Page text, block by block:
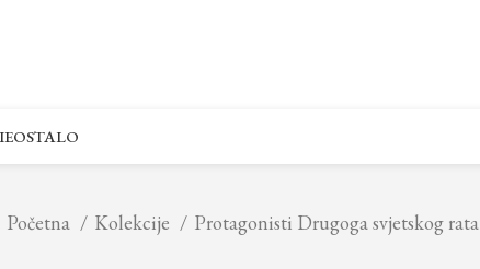
OSTALO
Početna Kolekcije Protagonisti Drugoga svjetskog rata